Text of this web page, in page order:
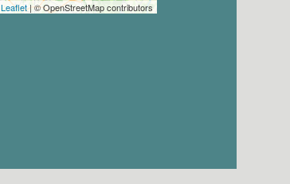
Leaflet| © OpenStreetMap contributors